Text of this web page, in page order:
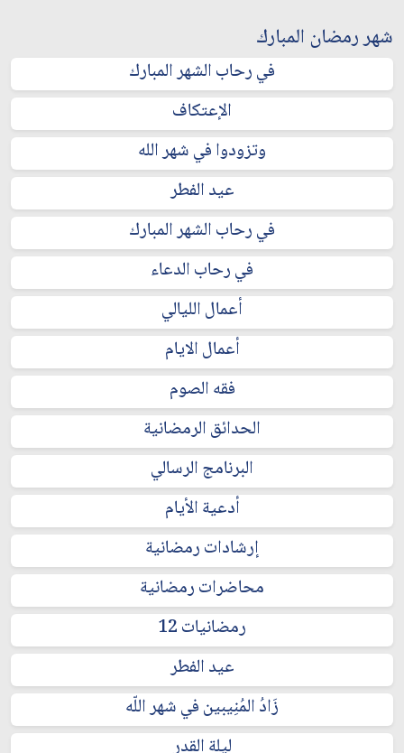
شهر رمضان المبارك
في رحاب الشهر المبارك
الإعتكاف
وتزودوا في شهر الله
عيد الفطر
في رحاب الشهر المبارك
في رحاب الدعاء
أعمال الليالي
أعمال الايام
فقه الصوم
الحدائق الرمضانية
البرنامج الرسالي
أدعية الأيام
إرشادات رمضانية
محاضرات رمضانية
رمضانيات 12
عيد الفطر
زَادُ المُنِيبين في شهر اللّه